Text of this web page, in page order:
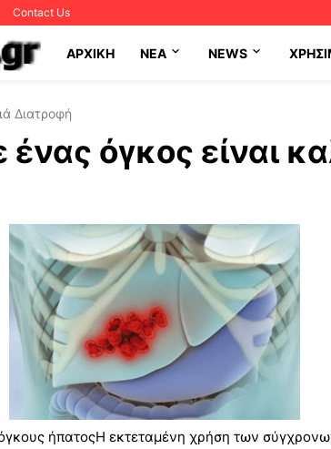
Contact Us
ΑΡΧΙΚΗ NEA NEWS
Διατροφή
όγκος είναι
ήπατοςΗ εκτεταμένη χρήση των